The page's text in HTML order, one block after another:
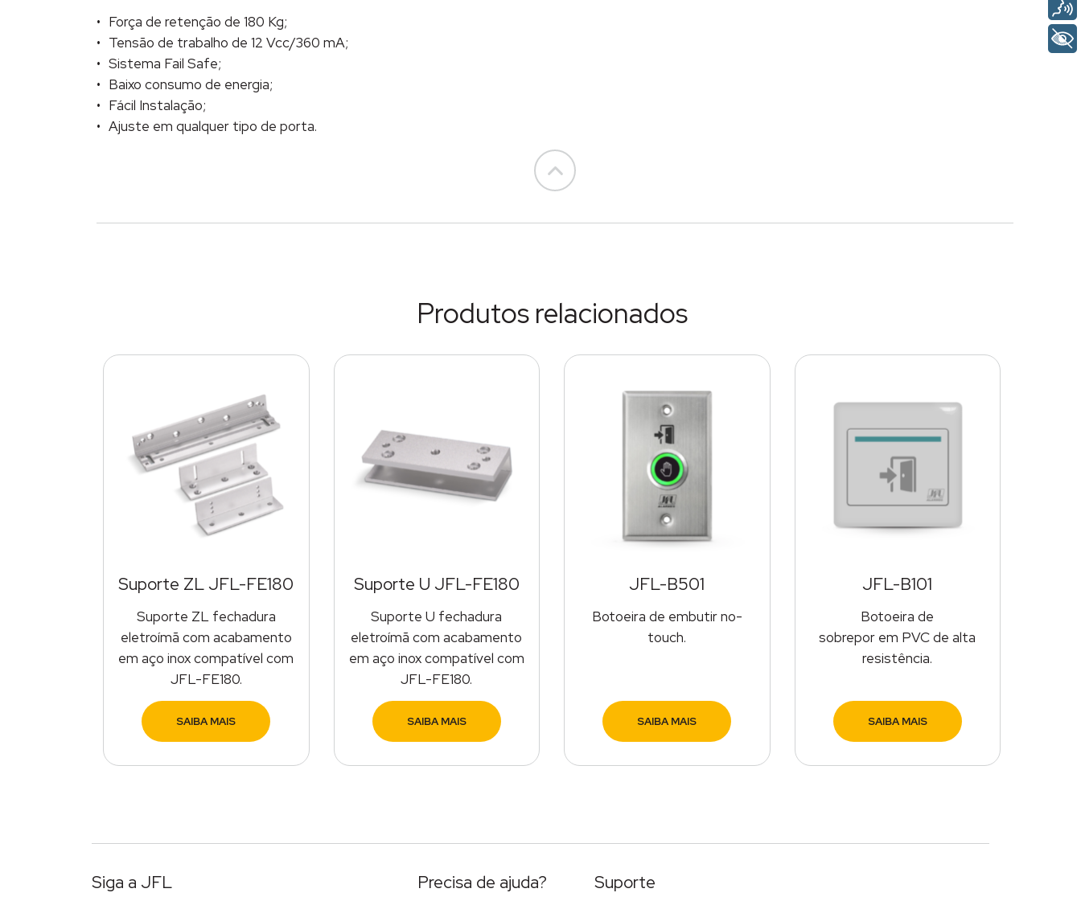
Força de retenção de 180 Kg;
Tensão de trabalho de 12 Vcc/360 mA;
Sistema Fail Safe;
Baixo consumo de energia;
Fácil Instalação;
Ajuste em qualquer tipo de porta.
Go to top
Produtos relacionados
Suporte ZL JFL-FE180
Suporte ZL fechadura
eletroímã com acabamento
em aço inox compatível com
JFL-FE180.
SAIBA MAIS
Suporte U JFL-FE180
Suporte U fechadura
eletroímã com acabamento
em aço inox compatível com
JFL-FE180.
SAIBA MAIS
JFL-B501
Botoeira de embutir no-
touch.
SAIBA MAIS
JFL-B101
Botoeira de
sobrepor em PVC de alta
resistência.
SAIBA MAIS
Siga a JFL Precisa de ajuda? Suporte